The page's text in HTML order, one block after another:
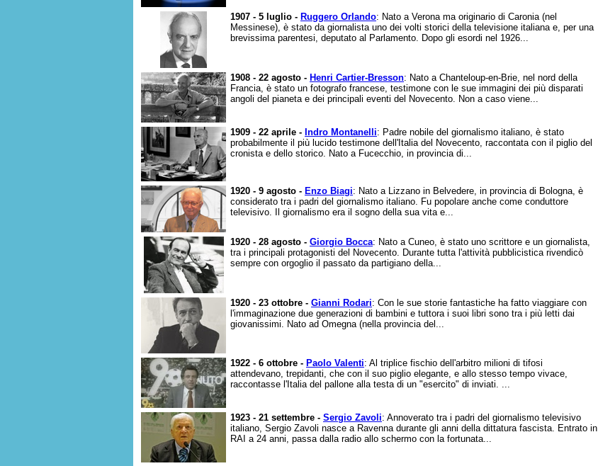
1907 - 5 luglio - Ruggero Orlando: Nato a Verona ma originario di Caronia (nel
Messinese), è stato da giornalista uno dei volti storici della televisione italiana e, per una
brevissima parentesi, deputato al Parlamento. Dopo gli esordi nel 1926...
1908 - 22 agosto - Henri Cartier-Bresson: Nato a Chanteloup-en-Brie, nel nord della
Francia, è stato un fotografo francese, testimone con le sue immagini dei più disparati
angoli del pianeta e dei principali eventi del Novecento. Non a caso viene...
1909 - 22 aprile - Indro Montanelli: Padre nobile del giornalismo italiano, è stato
probabilmente il più lucido testimone dell'Italia del Novecento, raccontata con il piglio del
cronista e dello storico. Nato a Fucecchio, in provincia di...
1920 - 9 agosto - Enzo Biagi: Nato a Lizzano in Belvedere, in provincia di Bologna, è
considerato tra i padri del giornalismo italiano. Fu popolare anche come conduttore
televisivo. Il giornalismo era il sogno della sua vita e...
1920 - 28 agosto - Giorgio Bocca: Nato a Cuneo, è stato uno scrittore e un giornalista,
tra i principali protagonisti del Novecento. Durante tutta l'attività pubblicistica rivendicò
sempre con orgoglio il passato da partigiano della...
1920 - 23 ottobre - Gianni Rodari: Con le sue storie fantastiche ha fatto viaggiare con
l'immaginazione due generazioni di bambini e tuttora i suoi libri sono tra i più letti dai
giovanissimi. Nato ad Omegna (nella provincia del...
1922 - 6 ottobre - Paolo Valenti: Al triplice fischio dell'arbitro milioni di tifosi
attendevano, trepidanti, che con il suo piglio elegante, e allo stesso tempo vivace,
raccontasse l'Italia del pallone alla testa di un "esercito" di inviati. ...
1923 - 21 settembre - Sergio Zavoli: Annoverato tra i padri del giornalismo televisivo
italiano, Sergio Zavoli nasce a Ravenna durante gli anni della dittatura fascista. Entrato in
RAI a 24 anni, passa dalla radio allo schermo con la fortunata...